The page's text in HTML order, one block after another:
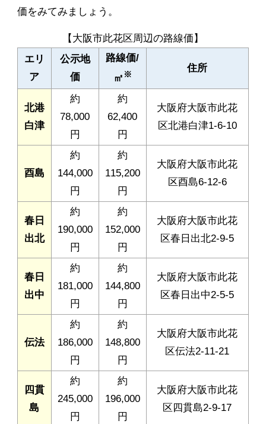
価をみてみましょう。
【大阪市此花区周辺の路線価】
エリ
ア
公示地
価
路線価/
㎡ ※
住所
北港
白津
約
78,000
円
約
62,400
円
大阪府大阪市此花
区北港白津1-6-10
酉島
約
144,000
円
約
115,200
円
大阪府大阪市此花
区酉島6-12-6
春日
出北
約
190,000
円
約
152,000
円
大阪府大阪市此花
区春日出北2-9-5
春日
出中
約
181,000
円
約
144,800
円
大阪府大阪市此花
区春日出中2-5-5
伝法
約
186,000
円
約
148,800
円
大阪府大阪市此花
区伝法2-11-21
四貫
島
約
245,000
円
約
196,000
円
大阪府大阪市此花
区四貫島2-9-17